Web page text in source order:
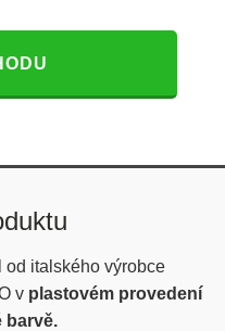
od italského výrobce
v plastovém provedení
barvě.